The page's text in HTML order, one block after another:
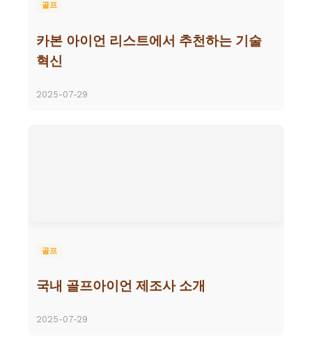
골프
카본 아이언 리스트에서 추천하는 기술
혁신
2025-07-29
골프
국내 골프아이언 제조사 소개
2025-07-29